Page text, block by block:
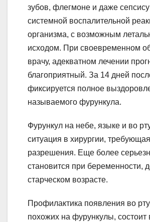
зубов, флегмоне и даже
системной воспалительной
организма, с возможным
исходом. При своевременном
врачу, адекватном лечении
благоприятный. За 14 дней
фиксируется полное
называемого фурункула.
Фурункул на небе, языке и во
ситуация в хирургии,
разрешения. Еще более
становится при беременности,
старческом возрасте.
Профилактика появления во
похожих на фурункулы, состоит